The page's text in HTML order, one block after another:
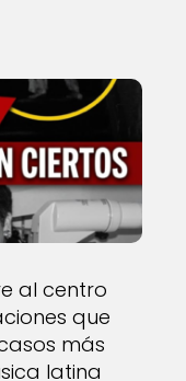
al centro
que
más
latina